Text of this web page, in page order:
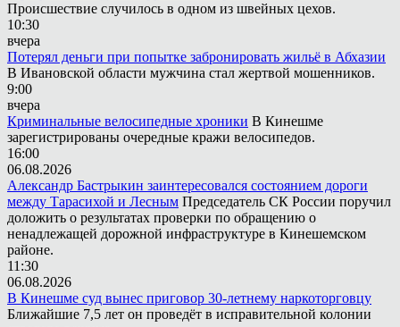
Происшествие случилось в одном из швейных цехов.
10:30
вчера
Потерял деньги при попытке забронировать жильё в Абхазии
В Ивановской области мужчина стал жертвой мошенников.
9:00
вчера
Криминальные велосипедные хроники В Кинешме
зарегистрированы очередные кражи велосипедов.
16:00
06.08.2026
Александр Бастрыкин заинтересовался состоянием дороги
между Тарасихой и Лесным Председатель СК России поручил
доложить о результатах проверки по обращению о
ненадлежащей дорожной инфраструктуре в Кинешемском
районе.
11:30
06.08.2026
В Кинешме суд вынес приговор 30-летнему наркоторговцу
Ближайшие 7,5 лет он проведёт в исправительной колонии